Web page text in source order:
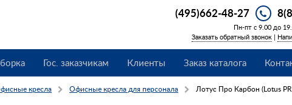
(495)662-48-27
Пн-пт с 9.00 до
Заказать обратный звонок |
Гос. заказчикам Клиенты Заказ каталога
кресла Офисные кресла для персонала Лотус Про Карбон (Lotus